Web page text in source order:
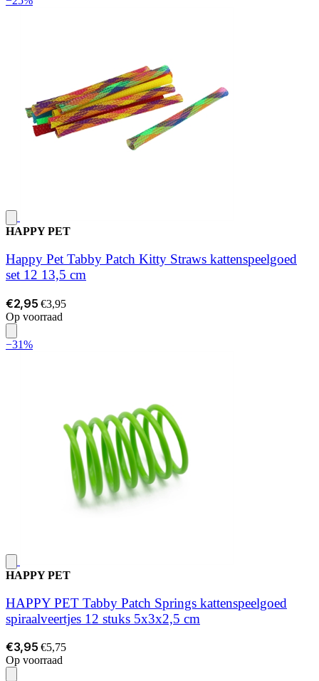
HAPPY PET
Happy Pet Tabby Patch Kitty Straws kattenspeelgoed
set 12 13,5 cm
€2,95 €3,95
Op voorraad
−31%
HAPPY PET
HAPPY PET Tabby Patch Springs kattenspeelgoed
spiraalveertjes 12 stuks 5x3x2,5 cm
€3,95 €5,75
Op voorraad